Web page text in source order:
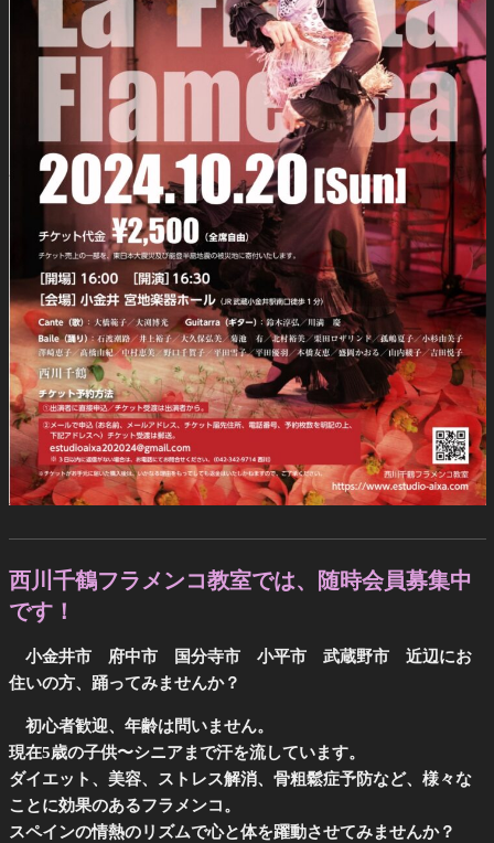
西川千鶴フラメンコ教室では、随時会員募集中
です！
小金井市 府中市 国分寺市 小平市 武蔵野市 近辺にお
住いの方、踊ってみませんか？
初心者歓迎、年齢は問いません。
現在5歳の子供〜シニアまで汗を流しています。
ダイエット、美容、ストレス解消、骨粗鬆症予防など、様々な
ことに効果のあるフラメンコ。
スペインの情熱のリズムで心と体を躍動させてみませんか？